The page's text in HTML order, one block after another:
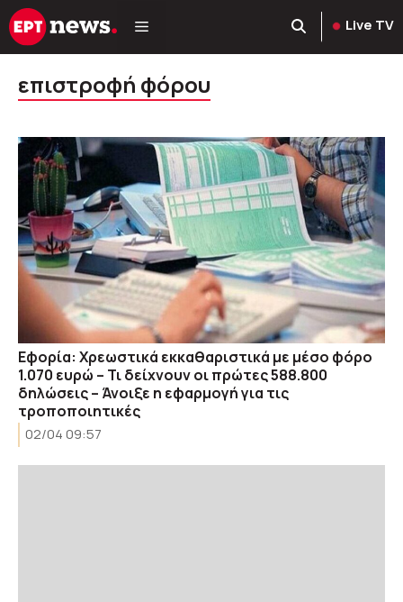
Μετάβαση
σε
Live TV
επιστροφή φόρου
Εφορία: Χρεωστικά εκκαθαριστικά με μέσο φόρο
1.070 ευρώ – Τι δείχνουν οι πρώτες 588.800
δηλώσεις – Άνοιξε η εφαρμογή για τις
τροποποιητικές
02/04 09:57